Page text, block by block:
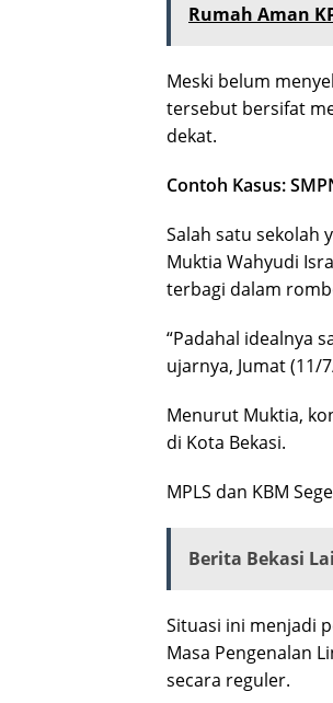
Rumah Aman
Meski belum
tersebut bersifat
dekat.
Contoh Kasus:
Salah satu sekolah
Muktia Wahyudi
terbagi dalam
“Padahal idealnya
ujarnya, Jumat (11/
Menurut Muktia,
di Kota Bekasi.
MPLS dan KBM
Berita Bekasi
Situasi ini menjadi
Masa Pengenalan
secara reguler.